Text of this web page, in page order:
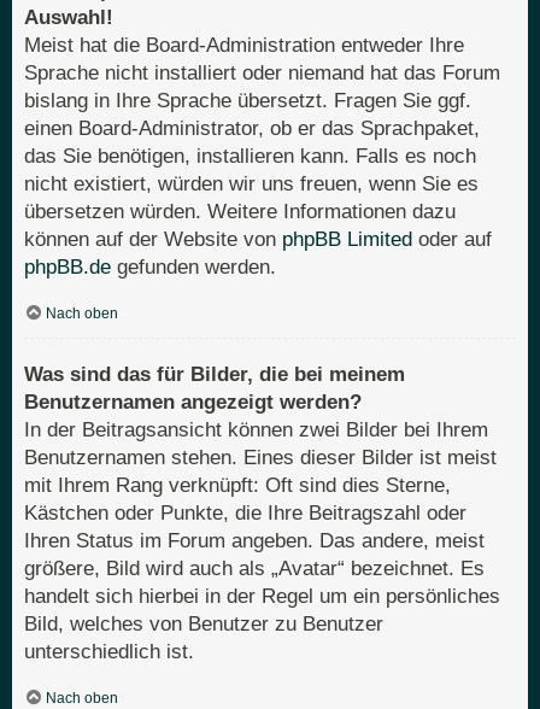
Auswahl!
Meist hat die Board-Administration entweder Ihre
Sprache nicht installiert oder niemand hat das Forum
bislang in Ihre Sprache übersetzt. Fragen Sie ggf.
einen Board-Administrator, ob er das Sprachpaket,
das Sie benötigen, installieren kann. Falls es noch
nicht existiert, würden wir uns freuen, wenn Sie es
übersetzen würden. Weitere Informationen dazu
können auf der Website von phpBB Limited oder auf
phpBB.de gefunden werden.
Nach oben
Was sind das für Bilder, die bei meinem
Benutzernamen angezeigt werden?
In der Beitragsansicht können zwei Bilder bei Ihrem
Benutzernamen stehen. Eines dieser Bilder ist meist
mit Ihrem Rang verknüpft: Oft sind dies Sterne,
Kästchen oder Punkte, die Ihre Beitragszahl oder
Ihren Status im Forum angeben. Das andere, meist
größere, Bild wird auch als „Avatar“ bezeichnet. Es
handelt sich hierbei in der Regel um ein persönliches
Bild, welches von Benutzer zu Benutzer
unterschiedlich ist.
Nach oben